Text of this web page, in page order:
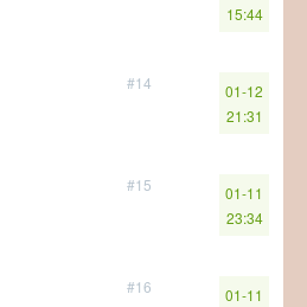
15:44
#14
01-12
21:31
#15
01-11
23:34
#16
01-11